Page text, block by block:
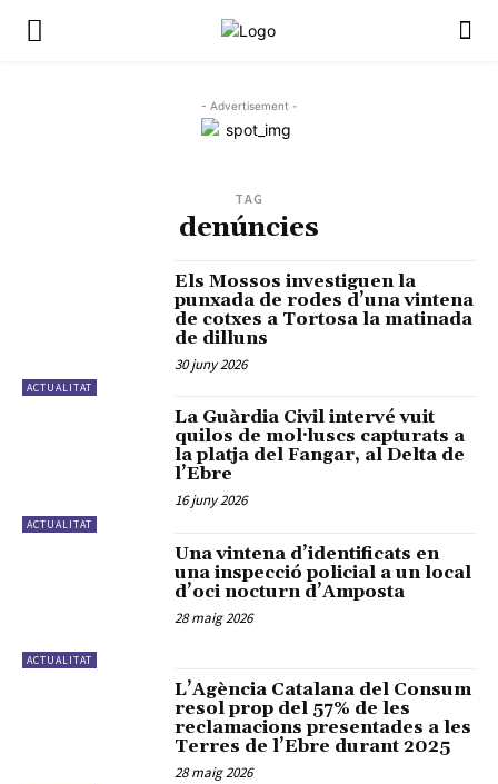
- Advertisement -
TAG
denúncies
ACTUALITAT
Els Mossos investiguen la
punxada de rodes d’una vintena
de cotxes a Tortosa la matinada
de dilluns
30 juny 2026
ACTUALITAT
La Guàrdia Civil intervé vuit
quilos de mol·luscs capturats a
la platja del Fangar, al Delta de
l’Ebre
16 juny 2026
ACTUALITAT
Una vintena d’identificats en
una inspecció policial a un local
d’oci nocturn d’Amposta
28 maig 2026
L’Agència Catalana del Consum
resol prop del 57% de les
reclamacions presentades a les
Terres de l’Ebre durant 2025
28 maig 2026